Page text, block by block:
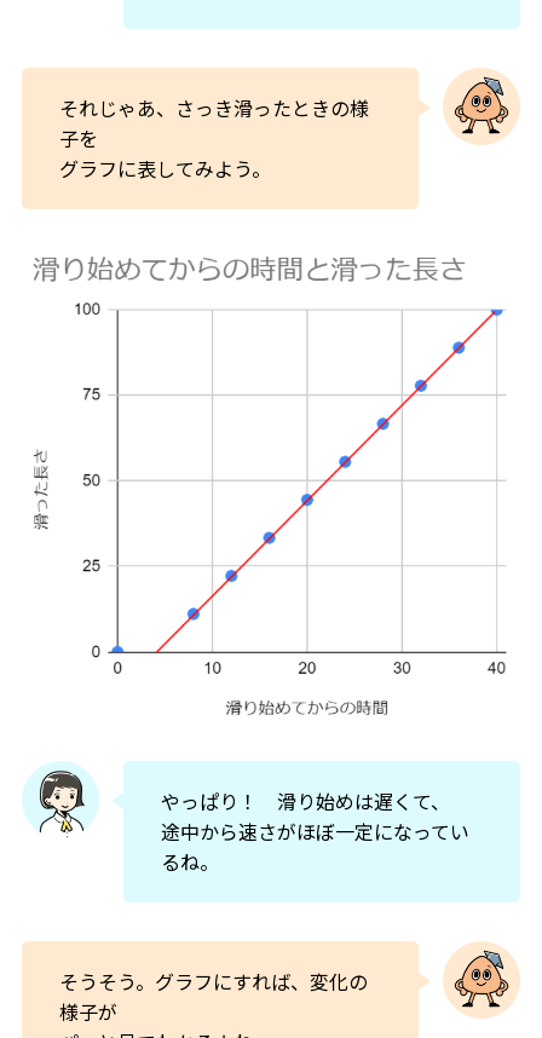
それじゃあ、さっき滑ったときの様
子を
グラフに表してみよう。
やっぱり！ 滑り始めは遅くて、
途中から速さがほぼ一定になってい
るね。
そうそう。グラフにすれば、変化の
様子が